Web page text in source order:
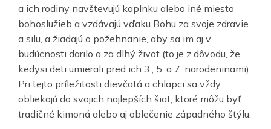
a ich rodiny navštevujú kaplnku alebo iné miesto
bohoslužieb a vzdávajú vďaku Bohu za svoje zdravie
a silu, a žiadajú o požehnanie, aby sa im aj v
budúcnosti darilo a za dlhý život (to je z dôvodu, že
kedysi deti umierali pred ich 3., 5. a 7. narodeninami).
Pri tejto príležitosti dievčatá a chlapci sa vždy
obliekajú do svojich najlepších šiat, ktoré môžu byť
tradičné kimoná alebo aj oblečenie západného štýlu.